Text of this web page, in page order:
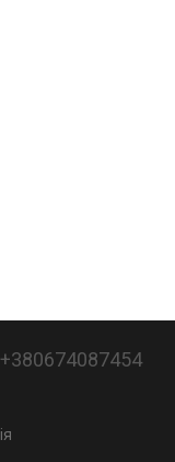
+380674087454